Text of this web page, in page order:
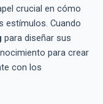
crucial en cómo
estímulos. Cuando
para diseñar sus
para crear
con los